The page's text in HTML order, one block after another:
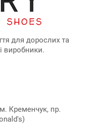
для дорослих та
виробники.
Кременчук, пр.